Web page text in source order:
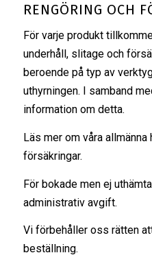
RENGÖRING OCH
För varje produkt
underhåll, slitage och
beroende på typ av
uthyrningen. I samband
information om detta.
Läs mer om våra allmänna
försäkringar.
För bokade men ej
administrativ avgift.
Vi förbehåller oss rätten
beställning.